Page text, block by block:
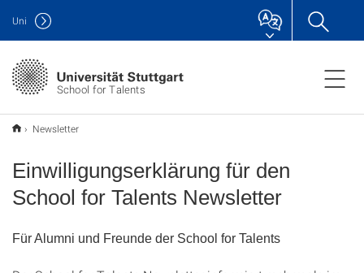
School for Talents
Uni
Newsletter
Einwilligungserklärung für den
School for Talents Newsletter
Für Alumni und Freunde der School for Talents